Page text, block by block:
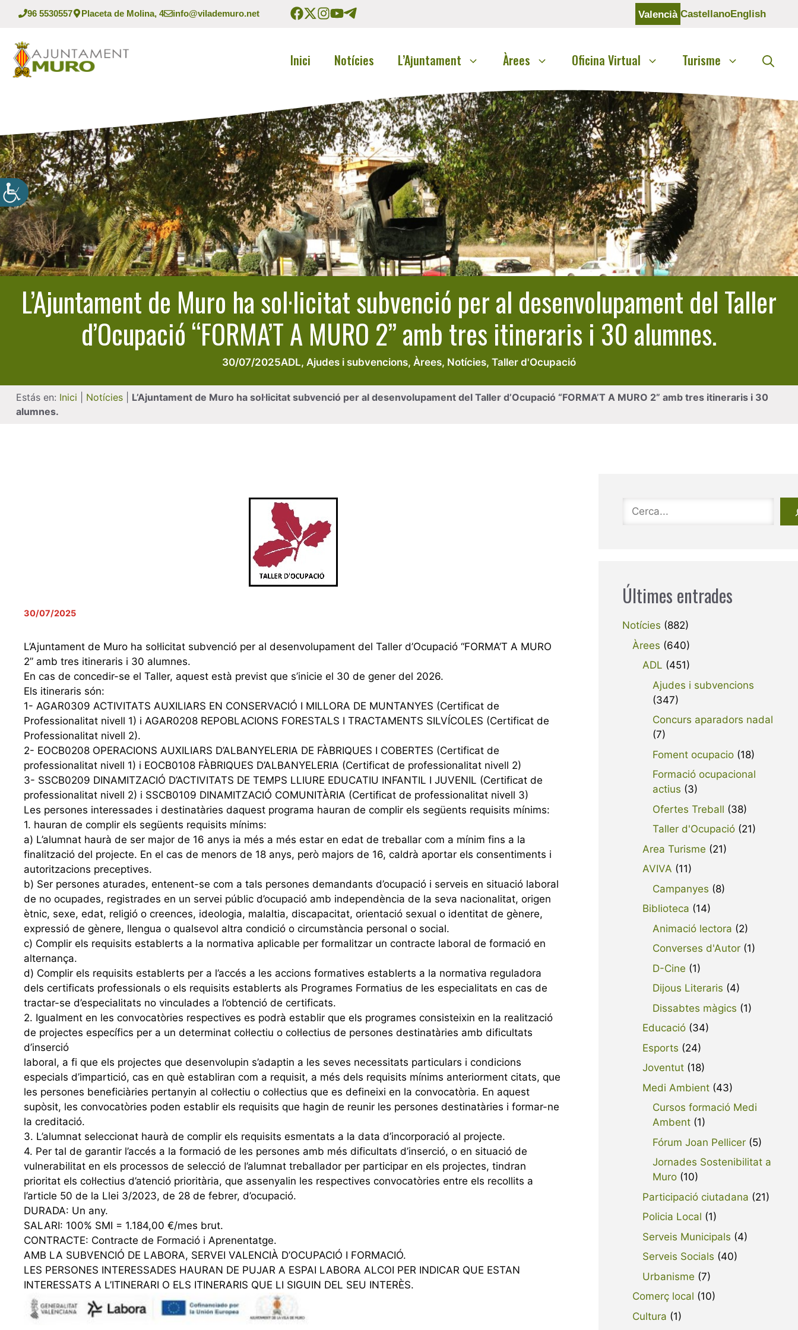
96 5530557 Placeta de Molina, 4 info@vilademuro.net Valencià CastellanoEnglish
Inici Notícies L’Ajuntament Àrees Oficina Virtual Turisme
L’Ajuntament de Muro ha sol·licitat subvenció per al desenvolupament del Taller
d’Ocupació “FORMA’T A MURO 2” amb tres itineraris i 30 alumnes.
30/07/2025ADL, Ajudes i subvencions, Àrees, Notícies, Taller d'Ocupació
Estás en: Inici Notícies| L’Ajuntament de Muro ha sol·licitat subvenció per al desenvolupament del Taller d’Ocupació “FORMA’T A MURO 2” amb tres itineraris i 30
alumnes.
30/07/2025
L’Ajuntament de Muro ha sol·licitat subvenció per al desenvolupament del Taller d’Ocupació “FORMA’T A MURO
2” amb tres itineraris i 30 alumnes.
En cas de concedir-se el Taller, aquest està previst que s’inicie el 30 de gener del 2026.
Els itineraris són:
1- AGAR0309 ACTIVITATS AUXILIARS EN CONSERVACIÓ I MILLORA DE MUNTANYES (Certificat de
Professionalitat nivell 1) i AGAR0208 REPOBLACIONS FORESTALS I TRACTAMENTS SILVÍCOLES (Certificat de
Professionalitat nivell 2).
2- EOCB0208 OPERACIONS AUXILIARS D’ALBANYELERIA DE FÀBRIQUES I COBERTES (Certificat de
professionalitat nivell 1) i EOCB0108 FÀBRIQUES D’ALBANYELERIA (Certificat de professionalitat nivell 2)
3- SSCB0209 DINAMITZACIÓ D’ACTIVITATS DE TEMPS LLIURE EDUCATIU INFANTIL I JUVENIL (Certificat de
professionalitat nivell 2) i SSCB0109 DINAMITZACIÓ COMUNITÀRIA (Certificat de professionalitat nivell 3)
Les persones interessades i destinatàries daquest programa hauran de complir els següents requisits mínims:
1. hauran de complir els següents requisits mínims:
a) L’alumnat haurà de ser major de 16 anys ia més a més estar en edat de treballar com a mínim fins a la
finalització del projecte. En el cas de menors de 18 anys, però majors de 16, caldrà aportar els consentiments i
autoritzacions preceptives.
b) Ser persones aturades, entenent-se com a tals persones demandants d’ocupació i serveis en situació laboral
de no ocupades, registrades en un servei públic d’ocupació amb independència de la seva nacionalitat, origen
ètnic, sexe, edat, religió o creences, ideologia, malaltia, discapacitat, orientació sexual o identitat de gènere,
expressió de gènere, llengua o qualsevol altra condició o circumstància personal o social.
c) Complir els requisits establerts a la normativa aplicable per formalitzar un contracte laboral de formació en
alternança.
d) Complir els requisits establerts per a l’accés a les accions formatives establerts a la normativa reguladora
dels certificats professionals o els requisits establerts als Programes Formatius de les especialitats en cas de
tractar-se d’especialitats no vinculades a l’obtenció de certificats.
2. Igualment en les convocatòries respectives es podrà establir que els programes consisteixin en la realització
de projectes específics per a un determinat col·lectiu o col·lectius de persones destinatàries amb dificultats
d’inserció
laboral, a fi que els projectes que desenvolupin s’adaptin a les seves necessitats particulars i condicions
especials d’impartició, cas en què establiran com a requisit, a més dels requisits mínims anteriorment citats, que
les persones beneficiàries pertanyin al col·lectiu o col·lectius que es defineixi en la convocatòria. En aquest
supòsit, les convocatòries poden establir els requisits que hagin de reunir les persones destinatàries i formar-ne
la creditació.
3. L’alumnat seleccionat haurà de complir els requisits esmentats a la data d’incorporació al projecte.
4. Per tal de garantir l’accés a la formació de les persones amb més dificultats d’inserció, o en situació de
vulnerabilitat en els processos de selecció de l’alumnat treballador per participar en els projectes, tindran
prioritat els col·lectius d’atenció prioritària, que assenyalin les respectives convocatòries entre els recollits a
l’article 50 de la Llei 3/2023, de 28 de febrer, d’ocupació.
DURADA: Un any.
SALARI: 100% SMI = 1.184,00 €/mes brut.
CONTRACTE: Contracte de Formació i Aprenentatge.
AMB LA SUBVENCIÓ DE LABORA, SERVEI VALENCIÀ D’OCUPACIÓ I FORMACIÓ.
LES PERSONES INTERESSADES HAURAN DE PUJAR A ESPAI LABORA ALCOI PER INDICAR QUE ESTAN
INTERESSATS A L’ITINERARI O ELS ITINERARIS QUE LI SIGUIN DEL SEU INTERÈS.
Cerca
Últimes entrades
Notícies (882)
Àrees (640)
ADL (451)
Ajudes i subvencions
(347)
Concurs aparadors nadal
(7)
Foment ocupacio (18)
Formació ocupacional
actius (3)
Ofertes Treball (38)
Taller d'Ocupació (21)
Area Turisme (21)
AVIVA (11)
Campanyes (8)
Biblioteca (14)
Animació lectora (2)
Converses d'Autor (1)
D-Cine (1)
Dijous Literaris (4)
Dissabtes màgics (1)
Educació (34)
Esports (24)
Joventut (18)
Medi Ambient (43)
Cursos formació Medi
Ambent (1)
Fórum Joan Pellicer (5)
Jornades Sostenibilitat a
Muro (10)
Participació ciutadana (21)
Policia Local (1)
Serveis Municipals (4)
Serveis Socials (40)
Urbanisme (7)
Comerç local (10)
Cultura (1)